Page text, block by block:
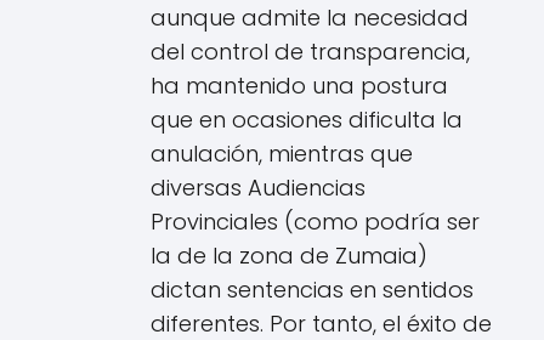
aunque admite la necesidad
del control de transparencia,
ha mantenido una postura
que en ocasiones dificulta la
anulación, mientras que
diversas Audiencias
Provinciales (como podría ser
la de la zona de Zumaia)
dictan sentencias en sentidos
diferentes. Por tanto, el éxito de